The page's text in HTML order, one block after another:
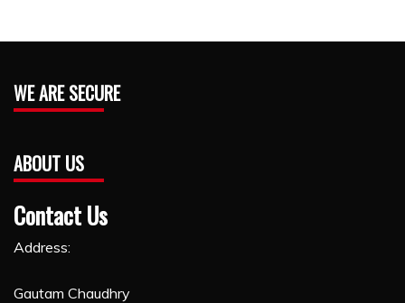
WE ARE SECURE
ABOUT US
Contact Us
Address:
Gautam Chaudhry